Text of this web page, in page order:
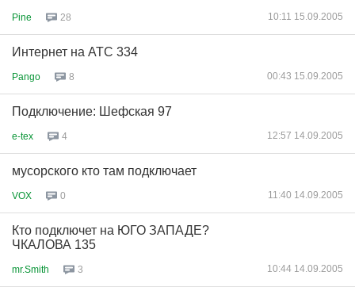
Pine 28 10:11 15.09.2005
Интернет на АТС 334
Pango 8 00:43 15.09.2005
Подключение: Шефская 97
e-tex 4 12:57 14.09.2005
мусорского кто там подключает
VOX 0 11:40 14.09.2005
Кто подключет на ЮГО ЗАПАДЕ?
ЧКАЛОВА 135
mr.Smith 3 10:44 14.09.2005